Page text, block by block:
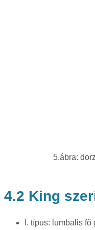
5.ábra:
4.2 King
I. típus: lumbalis